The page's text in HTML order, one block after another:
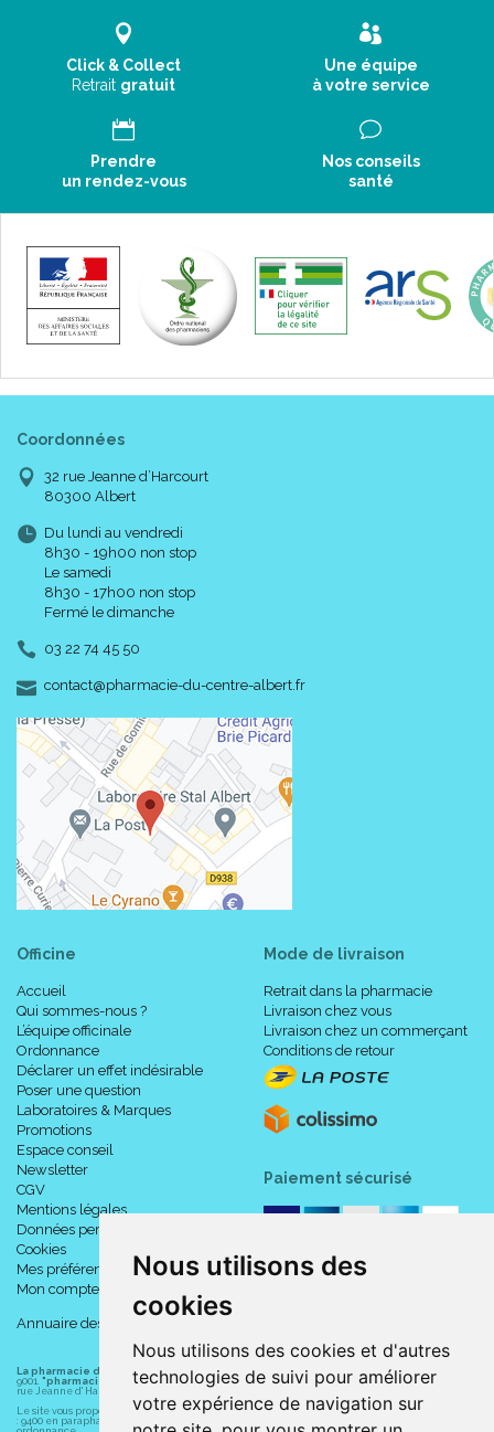
Nous utilisons des
cookies
Nous utilisons des cookies et d'autres
technologies de suivi pour améliorer
votre expérience de navigation sur
Click & Collect
Retrait gratuit
Une équipe
à votre service
Prendre
un rendez-vous
Nos conseils
santé
Coordonnées
32 rue Jeanne d’Harcourt
80300 Albert
Du lundi au vendredi
8h30 - 19h00 non stop
Le samedi
8h30 - 17h00 non stop
Fermé le dimanche
03 22 74 45 50
contact-
@-
pharmacie-du-centre-albert.fr
Officine
Accueil
Qui sommes-nous ?
L’équipe officinale
Ordonnance
Déclarer un effet indésirable
Poser une question
Laboratoires & Marques
Promotions
Espace conseil
Newsletter
CGV
Mentions légales
Données personnelles
Cookies
Mes préférences Cookies
Mon compte
Annuaire des pharmacies
Mode de livraison
Retrait dans la pharmacie
Livraison chez vous
Livraison chez un commerçant
Conditions de retour
Paiement sécurisé
La pharmacie du centre à Albert
(80300) est une pharmacie française certifiée ISO
9001. "pharmacie-du-centre-albert.fr " est le site internet de la pharmacie du centre
rue Jeanne d' Harcourt, 80300 Albert.
Le site vous propose un large choix de plus de 11000 références, au prix les plus bas possible
: 9400 en parapharmacie, animaux, orthopédie, matériel médical. 1700 en médicaments sans